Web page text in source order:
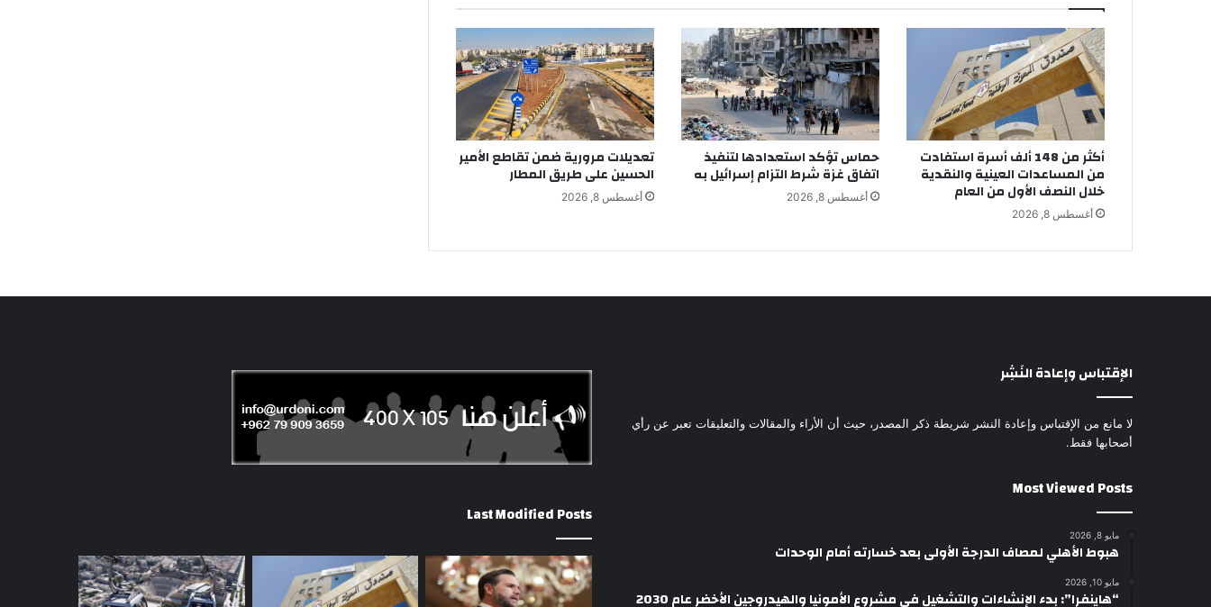
أكثر من 148 ألف أسرة استفادت
من المساعدات العينية والنقدية
خلال النصف الأول من العام
أغسطس 8, 2026
حماس تؤكد استعدادها لتنفيذ
اتفاق غزة شرط التزام إسرائيل به
أغسطس 8, 2026
تعديلات مرورية ضمن تقاطع الأمير
الحسين على طريق المطار
أغسطس 8, 2026
الإقتباس وإعادة النَشِر
لا مانع من الإقتباس وإعادة النشر شريطة ذكر المصدر، حيث أن الأراء والمقالات والتعليقات تعبر عن رأي
أصحابها فقط.
Most Viewed Posts
مايو 8, 2026
هبوط الأهلي لمصاف الدرجة الأولى بعد خسارته أمام الوحدات
مايو 10, 2026
“هاينفرا”: بدء الإنشاءات والتشغيل في مشروع الأمونيا والهيدروجين الأخضر عام 2030
Last Modified Posts